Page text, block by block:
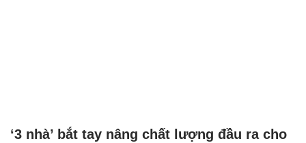
‘3 nhà’ bắt tay nâng chất lượng đầu ra cho